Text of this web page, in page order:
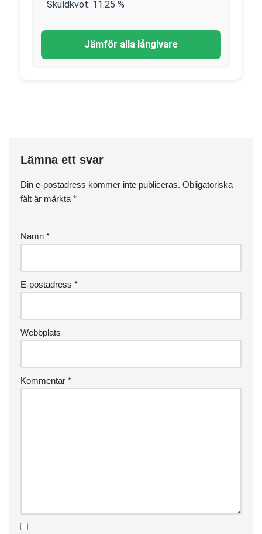
Skuldkvot: 11.25 %
Jämför alla långivare
Lämna ett svar
Din e-postadress kommer inte publiceras. Obligatoriska
fält är märkta *
Namn *
E-postadress *
Webbplats
Kommentar *